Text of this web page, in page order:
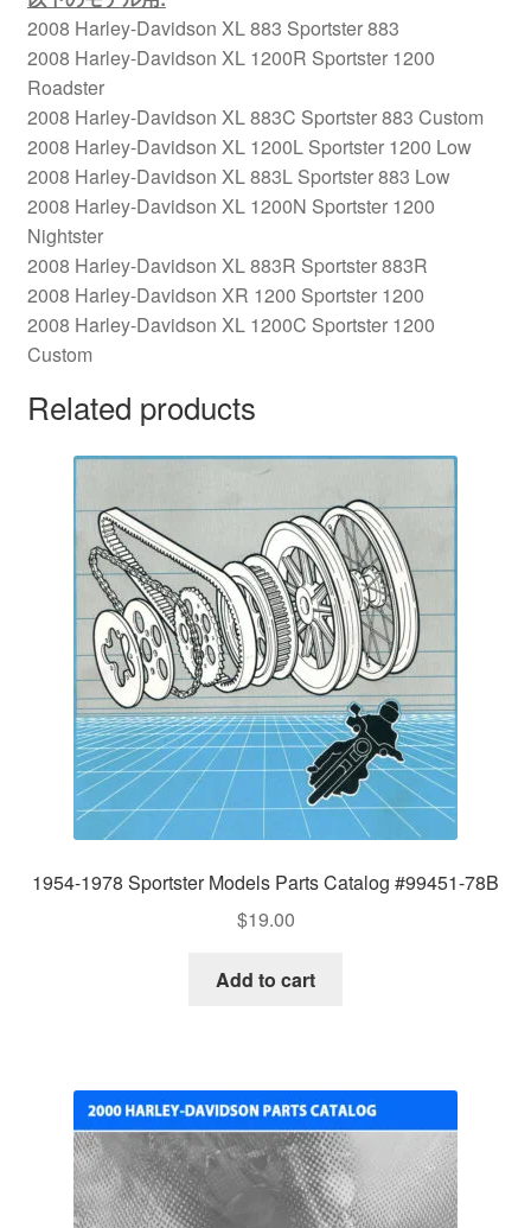
2008 Harley-Davidson XL 883 Sportster 883
2008 Harley-Davidson XL 1200R Sportster 1200
Roadster
2008 Harley-Davidson XL 883C Sportster 883 Custom
2008 Harley-Davidson XL 1200L Sportster 1200 Low
2008 Harley-Davidson XL 883L Sportster 883 Low
2008 Harley-Davidson XL 1200N Sportster 1200
Nightster
2008 Harley-Davidson XL 883R Sportster 883R
2008 Harley-Davidson XR 1200 Sportster 1200
2008 Harley-Davidson XL 1200C Sportster 1200
Custom
Related products
1954-1978 Sportster Models Parts Catalog #99451-78B
$19.00
Add to cart